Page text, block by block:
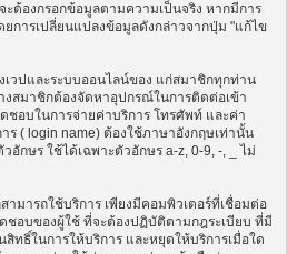
o
n
ต้องกรอกข้อมูลตามความเป็นจริง หากมีการ
การเปลี่ยนแปลงข้อมูลดังกล่าวจากปุ่ม "แก้ไข
เวปและระบบออนไลน์ของ แก่สมาชิกทุกท่าน
งสมาชิกต้องจัดหาอุปกรณ์ในการติดต่อเข้า
ชอบในการจ่ายค่าบริการ โทรศัพท์ และค่า
ร ( login name) ต้องใช้ภาษาอังกฤษเท่านั้น
อักษร ใช้ได้เฉพาะตัวอักษร a-z, 0-9, -, _ ไม่
มารถใช้บริการ เพียงมีคอมพิวเตอร์ที่เชื่อมต่อ
ชอบของผู้ใช้ ที่จะต้องปฏิบัติตามกฎระเบียบ ที่มี
ทธิ์ในการให้บริการ และหยุดให้บริการเมื่อใด